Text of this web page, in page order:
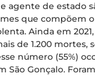
agente de estado
que compõem
Ainda em
de 1.200 mortes,
número (55%)
São Gonçalo.